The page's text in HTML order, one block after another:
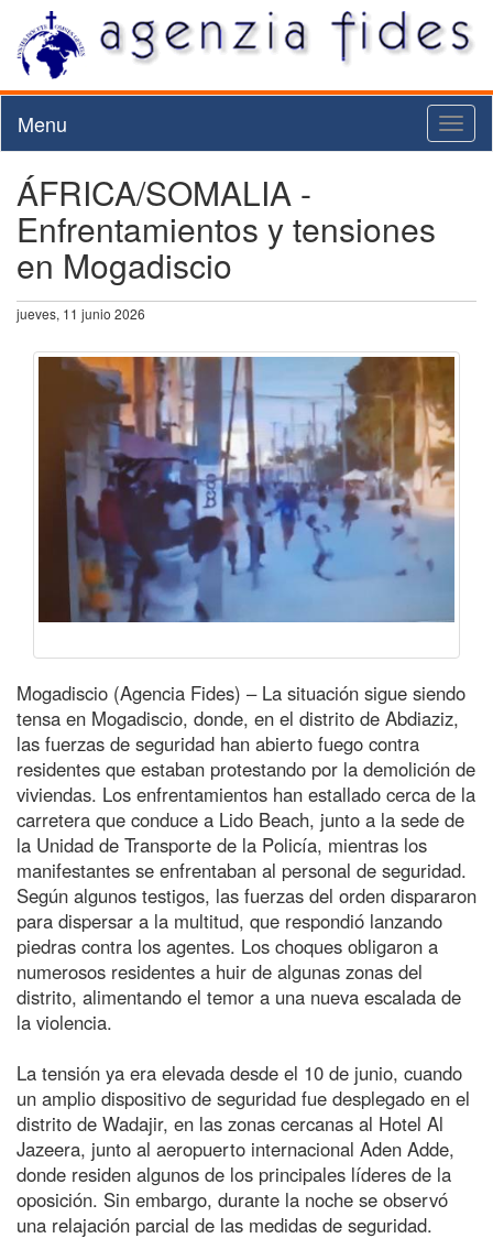
Menu
ÁFRICA/SOMALIA -
Enfrentamientos y tensiones
en Mogadiscio
jueves, 11 junio 2026
Mogadiscio (Agencia Fides) – La situación sigue siendo
tensa en Mogadiscio, donde, en el distrito de Abdiaziz,
las fuerzas de seguridad han abierto fuego contra
residentes que estaban protestando por la demolición de
viviendas. Los enfrentamientos han estallado cerca de la
carretera que conduce a Lido Beach, junto a la sede de
la Unidad de Transporte de la Policía, mientras los
manifestantes se enfrentaban al personal de seguridad.
Según algunos testigos, las fuerzas del orden dispararon
para dispersar a la multitud, que respondió lanzando
piedras contra los agentes. Los choques obligaron a
numerosos residentes a huir de algunas zonas del
distrito, alimentando el temor a una nueva escalada de
la violencia.
La tensión ya era elevada desde el 10 de junio, cuando
un amplio dispositivo de seguridad fue desplegado en el
distrito de Wadajir, en las zonas cercanas al Hotel Al
Jazeera, junto al aeropuerto internacional Aden Adde,
donde residen algunos de los principales líderes de la
oposición. Sin embargo, durante la noche se observó
una relajación parcial de las medidas de seguridad.